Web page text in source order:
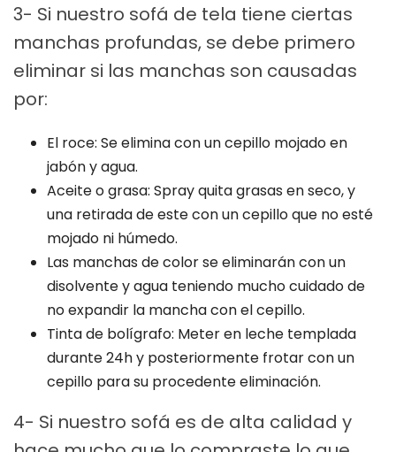
3- Si nuestro sofá de tela tiene ciertas
manchas profundas, se debe primero
eliminar si las manchas son causadas
por:
El roce: Se elimina con un cepillo mojado en
jabón y agua.
Aceite o grasa: Spray quita grasas en seco, y
una retirada de este con un cepillo que no esté
mojado ni húmedo.
Las manchas de color se eliminarán con un
disolvente y agua teniendo mucho cuidado de
no expandir la mancha con el cepillo.
Tinta de bolígrafo: Meter en leche templada
durante 24h y posteriormente frotar con un
cepillo para su procedente eliminación.
4- Si nuestro sofá es de alta calidad y